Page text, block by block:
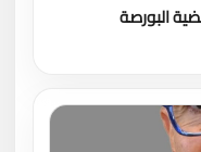
البورصة